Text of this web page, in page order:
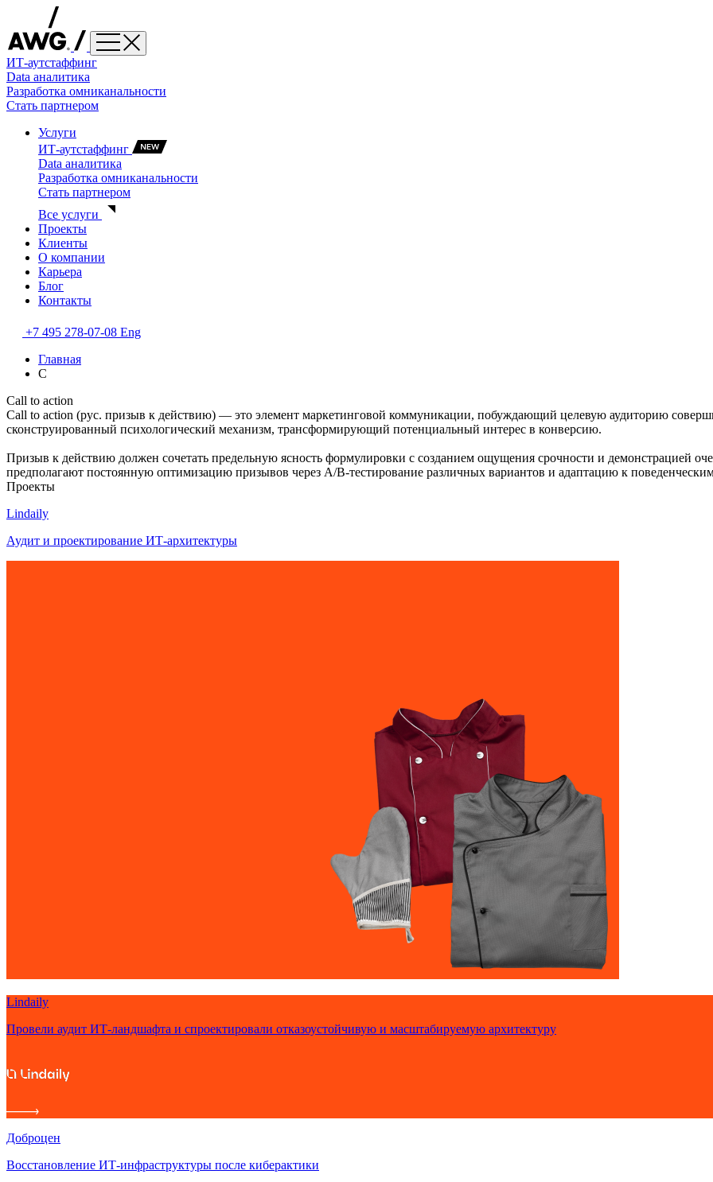
ИТ-аутстаффинг
Data аналитика
Разработка омниканальности
Стать партнером
Услуги
ИТ-аутстаффинг
Data аналитика
Разработка омниканальности
Стать партнером
Все услуги
Проекты
Клиенты
О компании
Карьера
Блог
Контакты
+7 495 278-07-08 Eng
Главная
C
Call to action
Call to action (рус. призыв к действию) — это элемент маркетинговой коммуникации, побуждающий целевую аудиторию
сконструированный психологический механизм, трансформирующий потенциальный интерес в конверсию.
Призыв к действию должен сочетать предельную ясность формулировки с созданием ощущения срочности и демонстрацией
предполагают постоянную оптимизацию призывов через A/B-тестирование различных вариантов и адаптацию к
Проекты
Lindaily
Аудит и проектирование ИТ-архитектуры
Lindaily
Провели аудит ИТ-ландшафта и спроектировали отказоустойчивую и масштабируемую архитектуру
Доброцен
Восстановление ИТ-инфраструктуры после киберактики